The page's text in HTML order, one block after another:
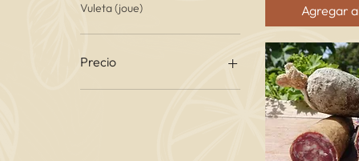
Vuleta (joue)
Precio
Agregar